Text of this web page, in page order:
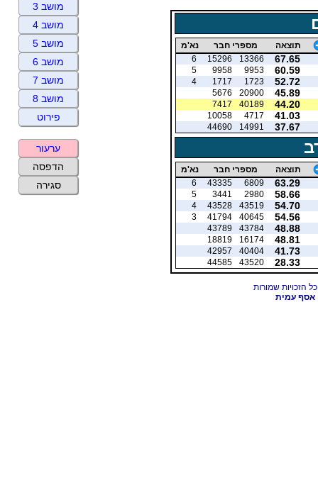
תוצאה מספרי חבר נא'מ
67.65
13366
15296
6
60.59
9953
9958
5
52.72
1723
1717
4
45.89
20900
5676
44.20
40189
7417
41.03
4717
10058
37.67
14991
44690
תוצאה מספרי חבר נא'מ
63.29
6809
43335
6
58.66
2980
3441
5
54.70
43519
43528
4
54.56
40645
41794
3
48.88
43784
43789
48.81
16174
18819
41.73
40404
42957
28.33
43520
44585
אסף עמית
מושב 3
מושב 4
מושב 5
מושב 6
מושב 7
מושב 8
פירוט
ערעור
הדפסה
סגירה